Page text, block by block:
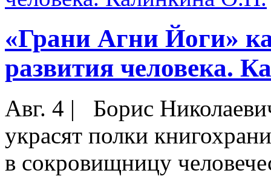
«Грани Агни Йоги»
развития человека.
Авг. 4 |
Борис
украсят полки
в сокровищницу